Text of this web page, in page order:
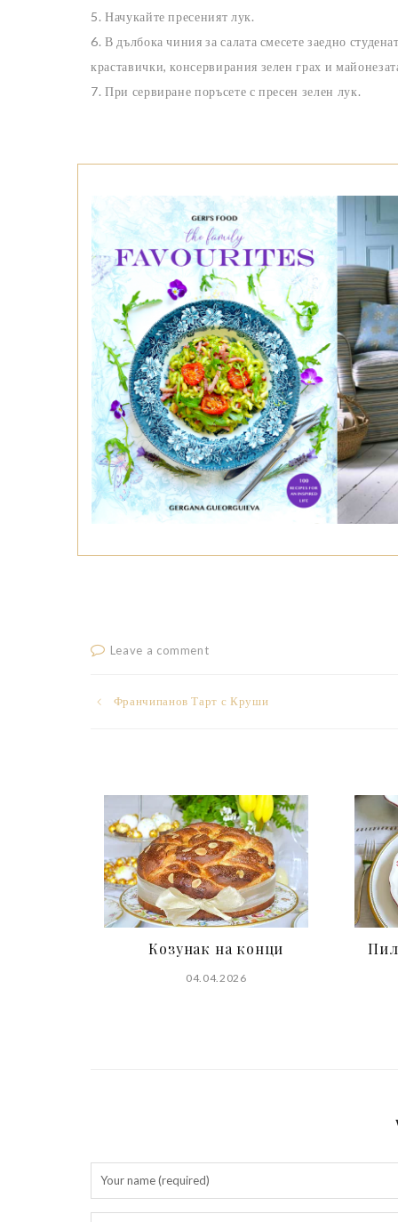
5. Начукайте пресеният лук.
6. В дълбока чиния за салата смесете заедно
краставички, консервирания зелен грах и
7. При сервиране поръсете с пресен зелен лук.
Leave a comment
Post
Франчипанов Тарт с Круши
Козунак на конци
04.04.2026